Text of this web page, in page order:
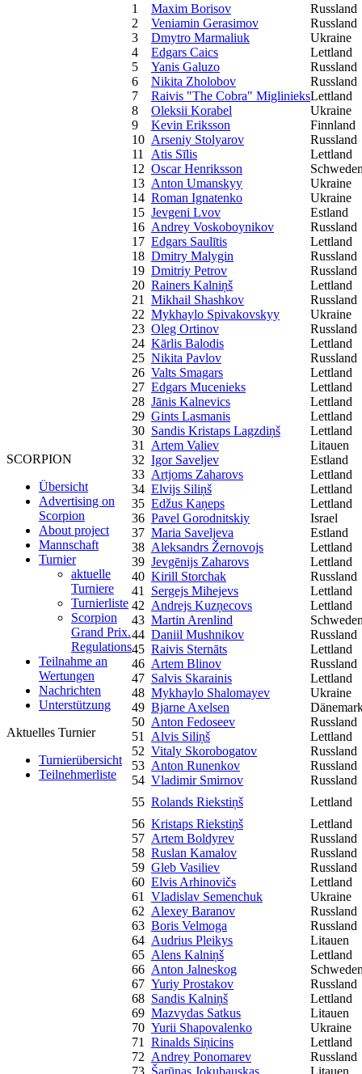
SCORPION
Übersicht
Advertising on
Scorpion
About project
Mannschaft
Turnier
aktuelle
Turniere
Turnierliste
Scorpion
Grand Prix.
Regulations
Teilnahme an
Wertungen
Nachrichten
Unterstützung
Aktuelles Turnier
Turnierübersicht
Teilnehmerliste
1
Maxim Borisov
Russland
2
Veniamin Gerasimov
Russland
3
Dmytro Marmaliuk
Ukraine
4
Edgars Caics
Lettland
5
Yanis Galuzo
Russland
6
Nikita Zholobov
Russland
7
Raivis "The Cobra" MiglinieksLettland
8
Oleksii Korabel
Ukraine
9
Kevin Eriksson
Finnland
10 Arseniy Stolyarov
Russland
11
Atis Sīlis
Lettland
12 Oscar Henriksson
13 Anton Umanskyy
Ukraine
14 Roman Ignatenko
Ukraine
15 Jevgeni Lvov
Estland
16 Andrey Voskoboynikov
Russland
17 Edgars Saulītis
Lettland
18 Dmitry Malygin
Russland
19 Dmitriy Petrov
Russland
20 Rainers Kalniņš
Lettland
21
Mikhail Shashkov
Russland
22 Mykhaylo Spivakovskyy
Ukraine
23 Oleg Ortinov
Russland
24 Kārlis Balodis
Lettland
25 Nikita Pavlov
Russland
26 Valts Smagars
Lettland
27 Edgars Mucenieks
Lettland
28 Jānis Kalnevics
Lettland
29 Gints Lasmanis
Lettland
30 Sandis Kristaps Lagzdiņš
Lettland
31
Artem Valiev
Litauen
32 Igor Saveljev
Estland
33 Artjoms Zaharovs
Lettland
34 Elvijs Siliņš
Lettland
35 Edžus Kaņeps
Lettland
36 Pavel Gorodnitskiy
Israel
37 Maria Saveljeva
Estland
38 Aleksandrs Žernovojs
Lettland
39 Jevgēnijs Zaharovs
Lettland
40 Kirill Storchak
Russland
41
Sergejs Mihejevs
Lettland
42 Andrejs Kuzņecovs
Lettland
43 Martin Arenlind
44 Daniil Mushnikov
Russland
45 Raivis Sternāts
Lettland
46 Artem Blinov
Russland
47 Salvis Skarainis
Lettland
48 Mykhaylo Shalomayev
Ukraine
49 Bjarne Axelsen
50 Anton Fedoseev
Russland
51
Alvis Siliņš
Lettland
52 Vitaly Skorobogatov
Russland
53 Anton Runenkov
Russland
54 Vladimir Smirnov
Russland
55 Rolands Riekstiņš
Lettland
56 Kristaps Riekstiņš
Lettland
57 Artem Boldyrev
Russland
58 Ruslan Kamalov
Russland
59 Gleb Vasiliev
Russland
60 Elvis Arhinovičs
Lettland
61
Vladislav Semenchuk
Ukraine
62 Alexey Baranov
Russland
63 Boris Velmoga
Russland
64 Audrius Pleikys
Litauen
65 Alens Kalniņš
Lettland
66 Anton Jalneskog
67 Yuriy Prostakov
Russland
68 Sandis Kalniņš
Lettland
69 Mazvydas Satkus
Litauen
70 Yurii Shapovalenko
Ukraine
71
Rinalds Siņicins
Lettland
72 Andrey Ponomarev
Russland
73 Šarūnas Jokubauskas Litauen